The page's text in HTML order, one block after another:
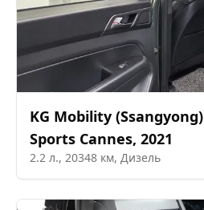
KG Mobility (Ssangyong)
Sports Cannes, 2021
2.2 л., 20348 км, Дизель